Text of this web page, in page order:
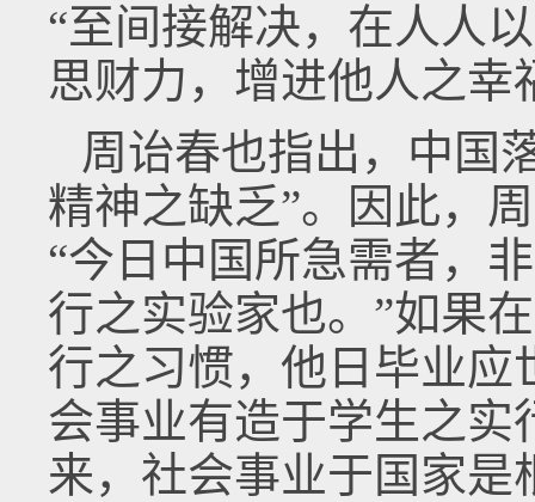
“至间接解决，在人人
思财力，增进他人之幸
周诒春也指出，中国
精神之缺乏”。因此，
“今日中国所急需者，
行之实验家也。”如果
行之习惯，他日毕业应
会事业有造于学生之实
来，社会事业于国家